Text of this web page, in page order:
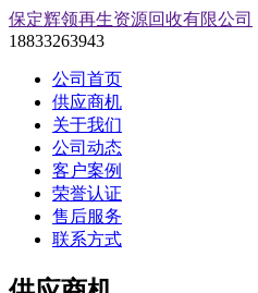
保定辉领再生资源回收有限公司
18833263943
公司首页
供应商机
关于我们
公司动态
客户案例
荣誉认证
售后服务
联系方式